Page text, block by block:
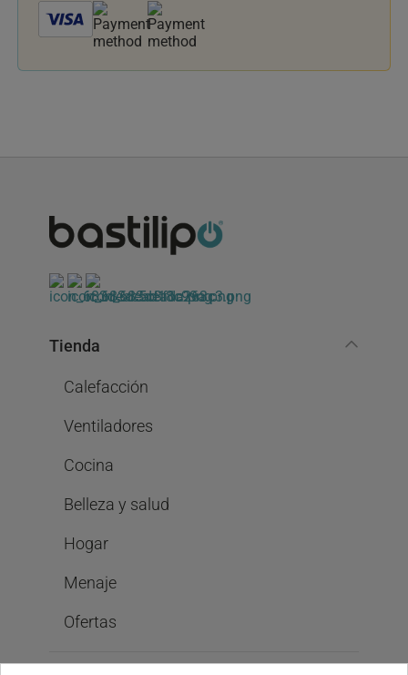
Tienda
Calefacción
Ventiladores
Cocina
Belleza y salud
Hogar
Menaje
Ofertas